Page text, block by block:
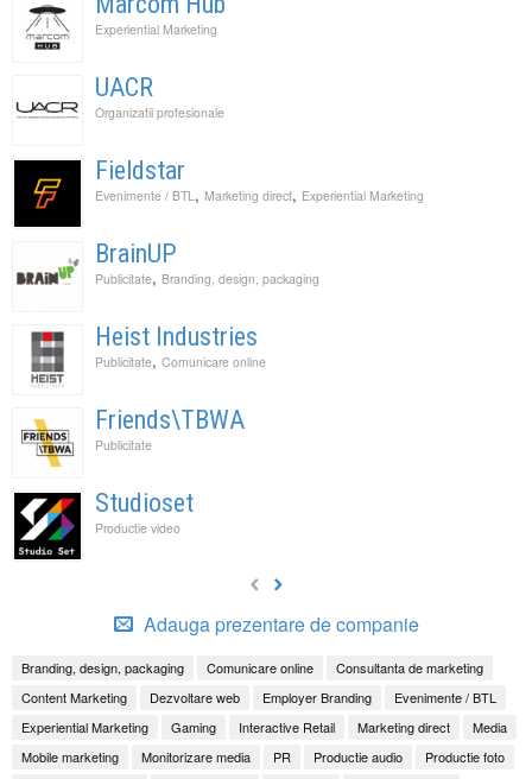
Experiential Marketing
UACR
Organizatii profesionale
Fieldstar
Evenimente / BTL , Marketing direct, Experiential Marketing
BrainUP
Publicitate, Branding, design, packaging
Heist Industries
Publicitate, Comunicare online
Friends\TBWA
Publicitate
Studioset
Productie video
Adauga prezentare de companie
Branding, design, packaging Comunicare online
Consultanta de marketing
Content Marketing
Dezvoltare web Employer Branding
Evenimente / BTL
Experiential Marketing
Gaming Interactive Retail Marketing direct
Media
Mobile marketing
Monitorizare media PR Productie audio
Productie foto